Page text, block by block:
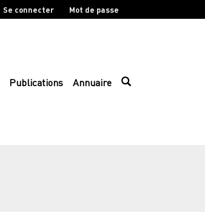
Se connecter Mot de passe
Publications Annuaire